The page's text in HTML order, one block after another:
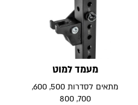
מעמד למוט
מתאים לסדרות 500, 600,
700, 800